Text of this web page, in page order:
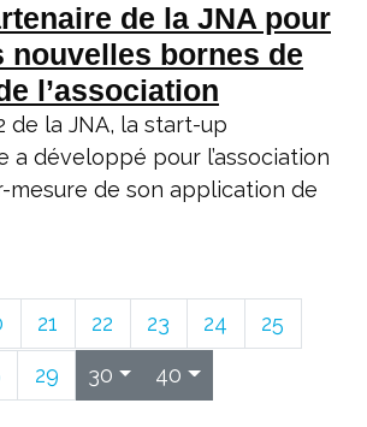
de la JNA pour
nouvelles bornes de
l’association
de la JNA, la start-up
a développé pour l’association
mesure de son application de
21 22 23 24 25
29 30 40